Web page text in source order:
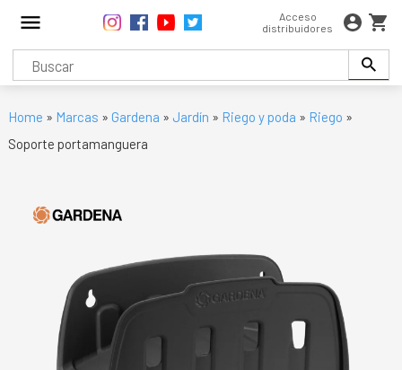
Acceso
distribuidores
Home » Marcas » Gardena » Jardín » Riego y poda » Riego »
Soporte portamanguera